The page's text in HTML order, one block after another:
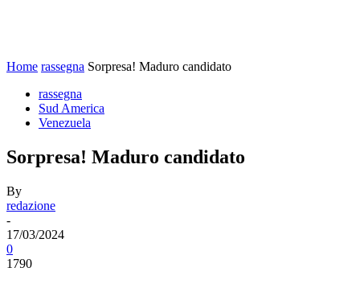
Home rassegna Sorpresa! Maduro candidato
rassegna
Sud America
Venezuela
Sorpresa! Maduro candidato
By
redazione
-
17/03/2024
0
1790